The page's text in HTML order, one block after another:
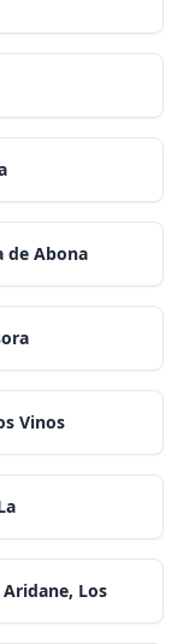
de Abona
Vinos
Los